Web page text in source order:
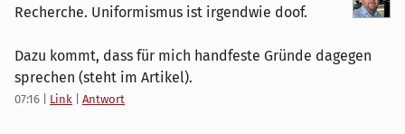
Recherche. Uniformismus ist irgendwie doof.
Dazu kommt, dass für mich handfeste Gründe dagegen
sprechen (steht im Artikel).
07:16 Link Antwort